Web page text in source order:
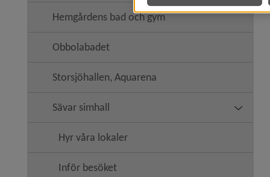
Hemgårdens bad och gym
Obbolabadet
Storsjöhallen, Aquarena
Sävar simhall
Hyr våra lokaler
Inför besöket